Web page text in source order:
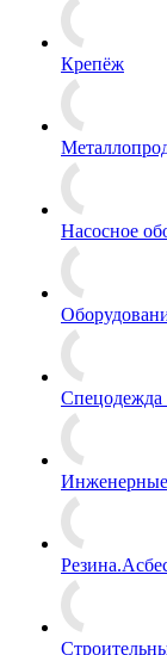
Крепёж
Насосное
Спецодежда